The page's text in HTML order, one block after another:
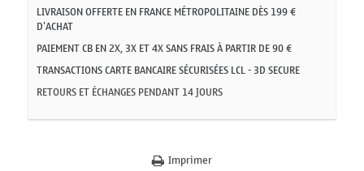
LIVRAISON OFFERTE EN FRANCE MÉTROPOLITAINE DÈS 199 €
D'ACHAT
PAIEMENT CB EN 2X, 3X ET 4X SANS FRAIS À PARTIR DE 90 €
TRANSACTIONS CARTE BANCAIRE SÉCURISÉES LCL - 3D SECURE
RETOURS ET ÉCHANGES PENDANT 14 JOURS
Imprimer